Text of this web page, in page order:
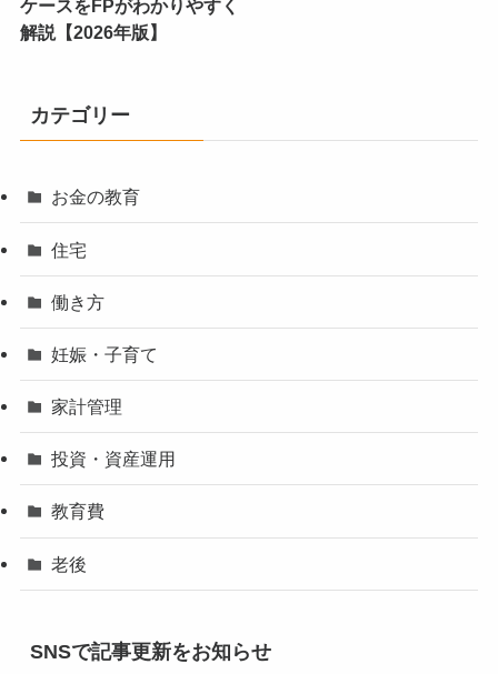
ケースをFPがわかりやすく
解説【2026年版】
カテゴリー
お金の教育
住宅
働き方
妊娠・子育て
家計管理
投資・資産運用
教育費
老後
SNSで記事更新をお知らせ